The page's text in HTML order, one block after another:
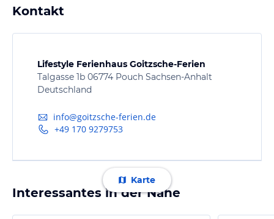
Kontakt
Lifestyle Ferienhaus Goitzsche-Ferien
Talgasse 1b 06774 Pouch Sachsen-Anhalt
Deutschland
info@goitzsche-ferien.de
+49 170 9279753
Karte
Interessantes in der Nähe